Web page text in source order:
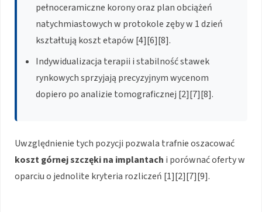
pełnoceramiczne korony oraz plan obciążeń
natychmiastowych w protokole zęby w 1 dzień
kształtują koszt etapów [4][6][8].
Indywidualizacja terapii i stabilność stawek
rynkowych sprzyjają precyzyjnym wycenom
dopiero po analizie tomograficznej [2][7][8].
Uwzględnienie tych pozycji pozwala trafnie oszacować
koszt górnej szczęki na implantach i porównać oferty w
oparciu o jednolite kryteria rozliczeń [1][2][7][9].